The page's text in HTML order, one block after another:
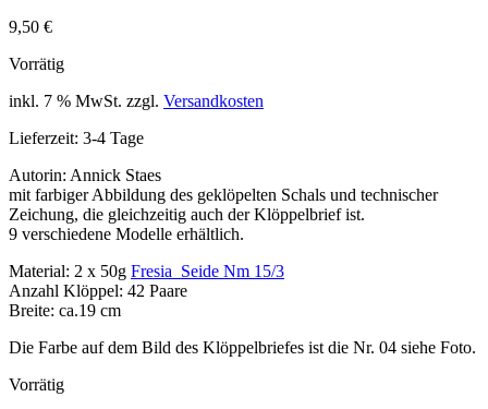
9,50 €
Vorrätig
inkl. 7 % MwSt. zzgl. Versandkosten
Lieferzeit: 3-4 Tage
Autorin: Annick Staes
mit farbiger Abbildung des geklöpelten Schals und technischer
Zeichung, die gleichzeitig auch der Klöppelbrief ist.
9 verschiedene Modelle erhältlich.
Material: 2 x 50g Fresia Seide Nm 15/3
Anzahl Klöppel: 42 Paare
Breite: ca.19 cm
Die Farbe auf dem Bild des Klöppelbriefes ist die Nr. 04 siehe Foto.
Vorrätig